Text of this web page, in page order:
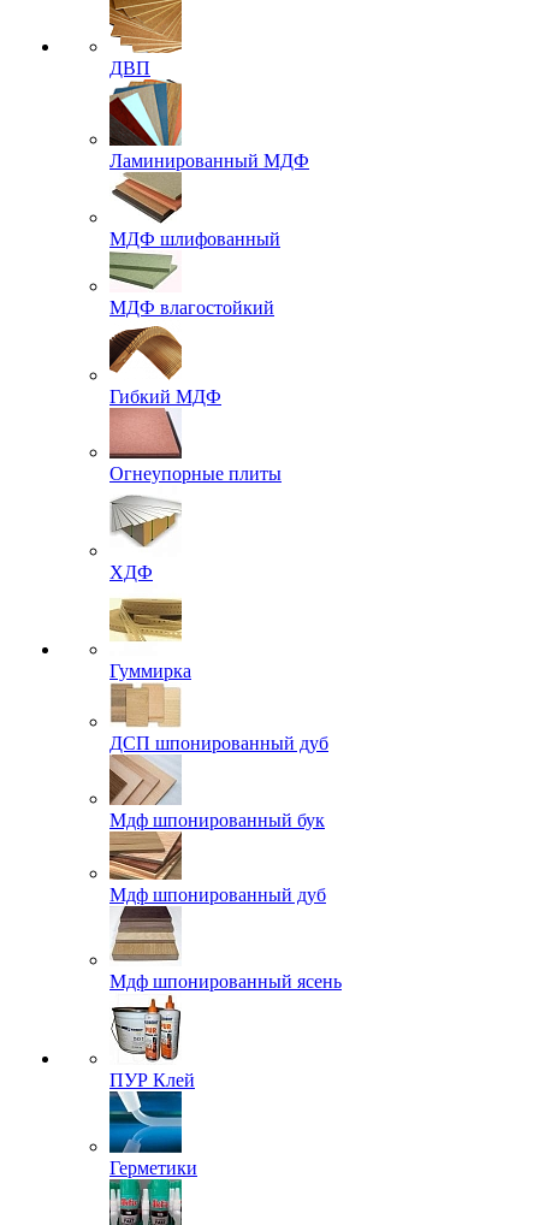
ДВП
Ламинированный МДФ
МДФ шлифованный
МДФ влагостойкий
Гибкий МДФ
Огнеупорные плиты
ХДФ
Гуммирка
ДСП шпонированный дуб
Мдф шпонированный бук
Мдф шпонированный дуб
Мдф шпонированный ясень
ПУР Клей
Герметики